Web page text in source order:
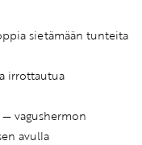
sietämään tunteita
irrottautua
vagushermon
avulla